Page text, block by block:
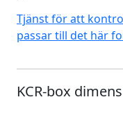
Tjänst för att
passar till det här
KCR-box